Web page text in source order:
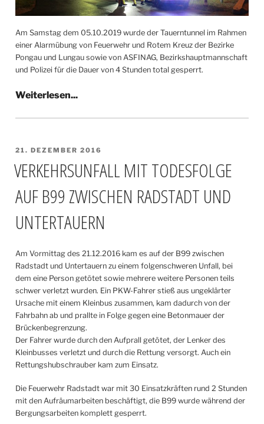
Am Samstag dem 05.10.2019 wurde der Tauerntunnel im Rahmen
einer Alarmübung von Feuerwehr und Rotem Kreuz der Bezirke
Pongau und Lungau sowie von ASFINAG, Bezirkshauptmannschaft
und Polizei für die Dauer von 4 Stunden total gesperrt.
VERÖFFENTLICHT
21. DEZEMBER 2016
VERKEHRSUNFALL MIT TODESFOLGE
AUF B99 ZWISCHEN RADSTADT UND
UNTERTAUERN
Am Vormittag des 21.12.2016 kam es auf der B99 zwischen
Radstadt und Untertauern zu einem folgenschweren Unfall, bei
dem eine Person getötet sowie mehrere weitere Personen teils
schwer verletzt wurden. Ein PKW-Fahrer stieß aus ungeklärter
Ursache mit einem Kleinbus zusammen, kam dadurch von der
Fahrbahn ab und prallte in Folge gegen eine Betonmauer der
Brückenbegrenzung.
Der Fahrer wurde durch den Aufprall getötet, der Lenker des
Kleinbusses verletzt und durch die Rettung versorgt. Auch ein
Rettungshubschrauber kam zum Einsatz.
Die Feuerwehr Radstadt war mit 30 Einsatzkräften rund 2 Stunden
mit den Aufräumarbeiten beschäftigt, die B99 wurde während der
Bergungsarbeiten komplett gesperrt.